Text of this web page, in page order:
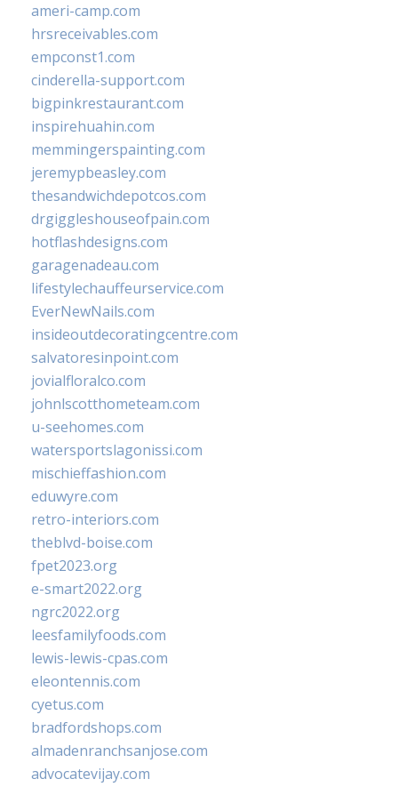
ameri-camp.com
hrsreceivables.com
empconst1.com
cinderella-support.com
bigpinkrestaurant.com
inspirehuahin.com
memmingerspainting.com
jeremypbeasley.com
thesandwichdepotcos.com
drgiggleshouseofpain.com
hotflashdesigns.com
garagenadeau.com
lifestylechauffeurservice.com
EverNewNails.com
insideoutdecoratingcentre.com
salvatoresinpoint.com
jovialfloralco.com
johnlscotthometeam.com
u-seehomes.com
watersportslagonissi.com
mischieffashion.com
eduwyre.com
retro-interiors.com
theblvd-boise.com
fpet2023.org
e-smart2022.org
ngrc2022.org
leesfamilyfoods.com
lewis-lewis-cpas.com
eleontennis.com
cyetus.com
bradfordshops.com
almadenranchsanjose.com
advocatevijay.com